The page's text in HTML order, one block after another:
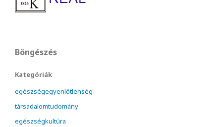
Böngészés
Kategóriák
egészségegyenlőtlenség
társadalomtudomány
egészségkultúra